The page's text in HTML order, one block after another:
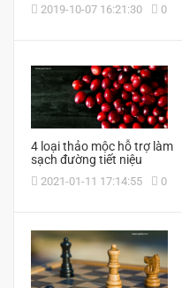
2019-10-07 16:21:30 0
4 loại thảo mộc hỗ trợ làm
sạch đường tiết niệu
2021-01-11 17:14:55 0